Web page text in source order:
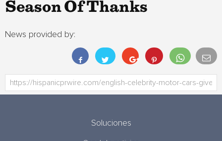
Season Of Thanks
News provided by:
Soluciones